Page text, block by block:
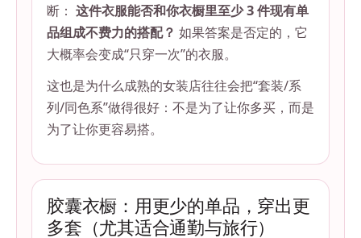
断： 这件衣服能否和你衣橱里至少 3 件现有单
品组成不费力的搭配？ 如果答案是否定的，它
大概率会变成“只穿一次”的衣服。
这也是为什么成熟的女装店往往会把“套装/系
列/同色系”做得很好：不是为了让你多买，而是
为了让你更容易搭。
胶囊衣橱：用更少的单品，穿出更
多套（尤其适合通勤与旅行）